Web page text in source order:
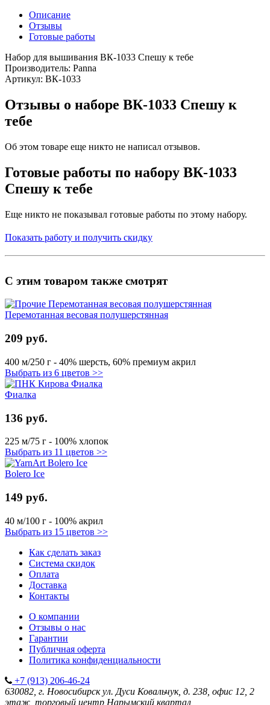
Описание
Отзывы
Готовые работы
Набор для вышивания ВК-1033 Спешу к тебе
Производитель: Panna
Артикул: ВК-1033
Отзывы о наборе ВК-1033 Спешу к
тебе
Об этом товаре еще никто не написал отзывов.
Готовые работы по набору ВК-1033
Спешу к тебе
Еще никто не показывал готовые работы по этому набору.
Показать работу и получить скидку
С этим товаром также смотрят
Перемотанная весовая полушерстянная
209 руб.
400 м/250 г - 40% шерсть, 60% премиум акрил
Выбрать из 6 цветов >>
Фиалка
136 руб.
225 м/75 г - 100% хлопок
Выбрать из 11 цветов >>
Bolero Ice
149 руб.
40 м/100 г - 100% акрил
Выбрать из 15 цветов >>
Как сделать заказ
Система скидок
Оплата
Доставка
Контакты
О компании
Отзывы о нас
Гарантии
Публичная оферта
Политика конфиденциальности
+7 (913) 206-46-24
630082, г. Новосибирск ул. Дуси Ковальчук, д. 238, офис 12, 2
этаж, торговый центр Нарымский квартал